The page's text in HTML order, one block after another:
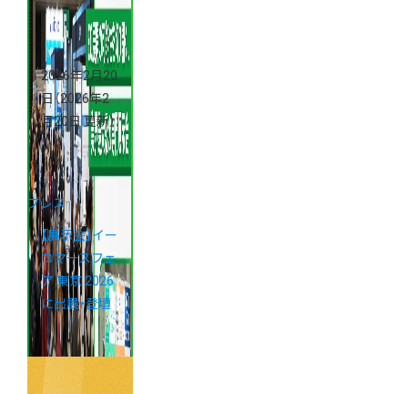
2026年2月20
日 （2026年2
月20日 更新）
プレス
【展示会】イー
コマースフェ
ア 東京 2026
に出展・登壇